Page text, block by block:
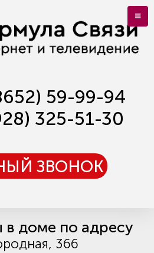
59-99-94
325-51-30
ЗВОНОК
доме по адресу
366